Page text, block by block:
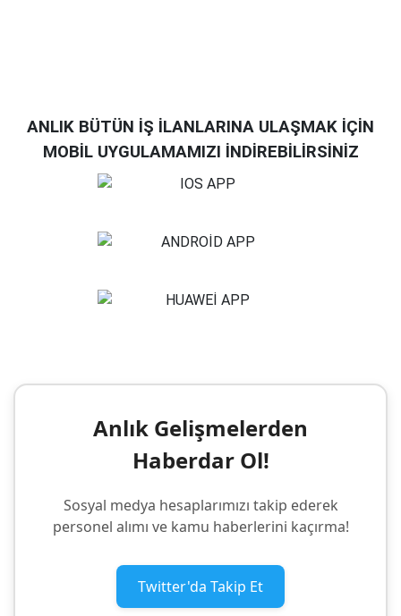
ANLIK BÜTÜN İŞ İLANLARINA ULAŞMAK İÇİN
MOBİL UYGULAMAMIZI İNDİREBİLİRSİNİZ
Anlık Gelişmelerden
Haberdar Ol!
Sosyal medya hesaplarımızı takip ederek
personel alımı ve kamu haberlerini kaçırma!
Twitter'da Takip Et